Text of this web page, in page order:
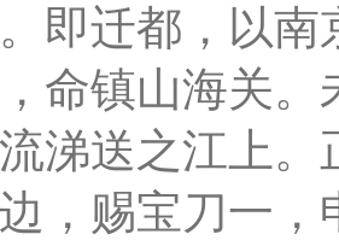
即迁都，以
命镇山海关。
涕送之江上
，赐宝刀一